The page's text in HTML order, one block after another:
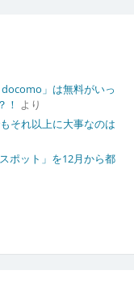
」は無料がいっ
！ より
それ以上に大事なのは
ポット」を12月から都